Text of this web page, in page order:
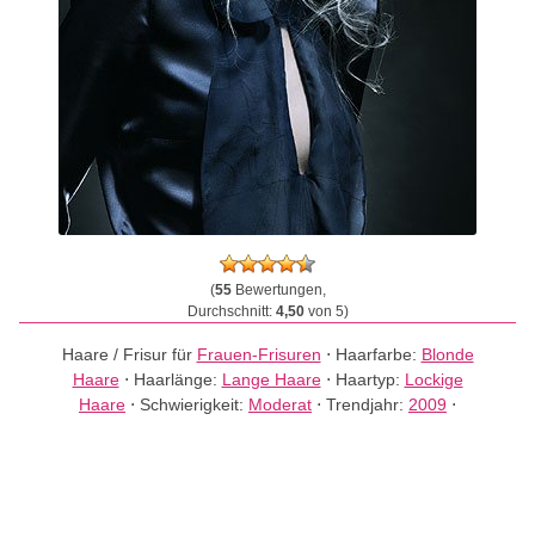
(55Bewertungen,
Durchschnitt: 4,50von 5)
Haare / Frisur für Frauen-Frisuren ⋅ Haarfarbe: Blonde
Haare⋅ Haarlänge: Lange Haare⋅ Haartyp: Lockige
Haare ⋅ Schwierigkeit: Moderat ⋅ Trendjahr: 2009 ⋅